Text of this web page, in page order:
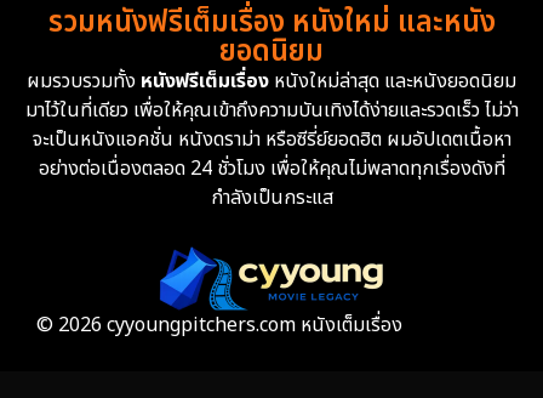
รวมหนังฟรีเต็มเรื่อง หนังใหม่ และหนัง
ยอดนิยม
ผมรวบรวมทั้ง หนังฟรีเต็มเรื่อง หนังใหม่ล่าสุด และหนังยอดนิยม
มาไว้ในที่เดียว เพื่อให้คุณเข้าถึงความบันเทิงได้ง่ายและรวดเร็ว ไม่ว่า
จะเป็นหนังแอคชั่น หนังดราม่า หรือซีรี่ย์ยอดฮิต ผมอัปเดตเนื้อหา
อย่างต่อเนื่องตลอด 24 ชั่วโมง เพื่อให้คุณไม่พลาดทุกเรื่องดังที่
กำลังเป็นกระแส
© 2026 cyyoungpitchers.com หนังเต็มเรื่อง